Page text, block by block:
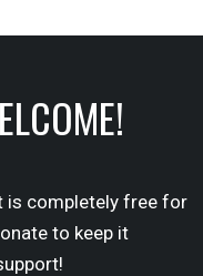
is completely free for
to keep it